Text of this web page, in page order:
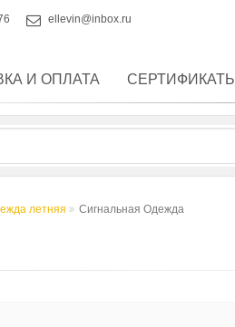
ellevin@inbox.ru
И ОПЛАТА СЕРТИФИКАТЫ
летняя Сигнальная Одежда